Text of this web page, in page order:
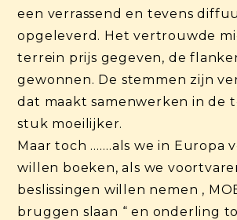
een verrassend en tevens
opgeleverd. Het vertrouwde
terrein prijs gegeven, de
gewonnen. De stemmen zijn
dat maakt samenwerken in de
stuk moeilijker.
Maar toch …….als we in Europa
willen boeken, als we
beslissingen willen nemen ,
bruggen slaan “ en onderling